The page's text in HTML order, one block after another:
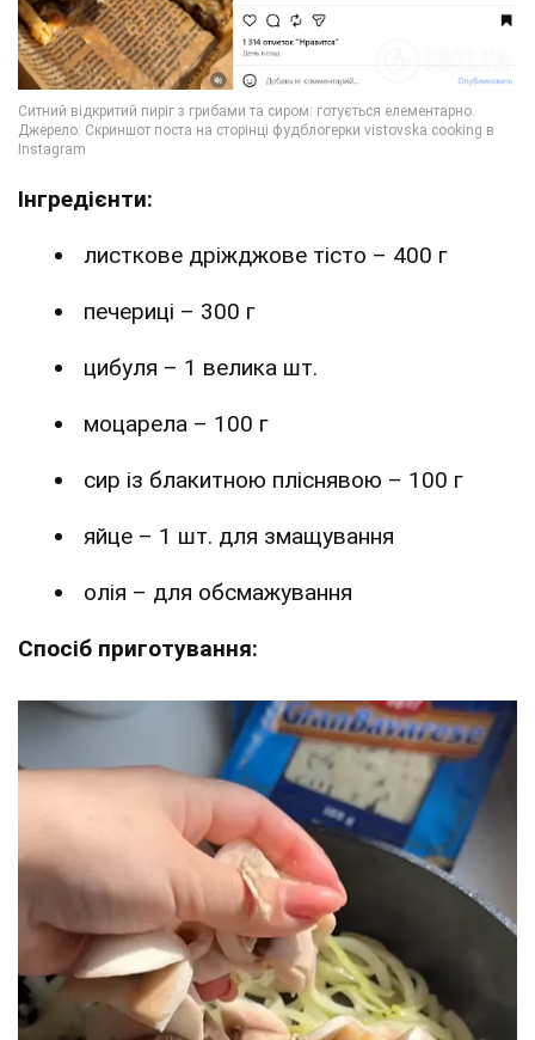
Інгредієнти:
листкове дріжджове тісто – 400 г
печериці – 300 г
цибуля – 1 велика шт.
моцарела – 100 г
сир із блакитною пліснявою – 100 г
яйце – 1 шт. для змащування
олія – для обсмажування
Спосіб приготування: